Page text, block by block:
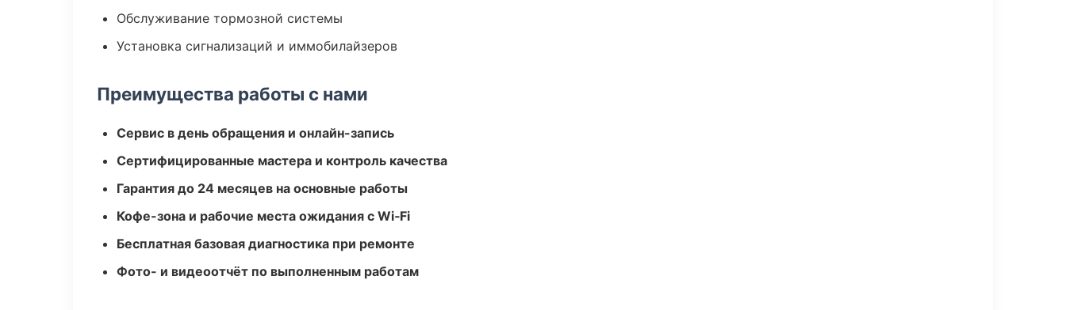
Обслуживание тормозной системы
Установка сигнализаций и иммобилайзеров
Преимущества работы с нами
Сервис в день обращения и онлайн-запись
Сертифицированные мастера и контроль качества
Гарантия до 24 месяцев на основные работы
Кофе-зона и рабочие места ожидания с Wi‑Fi
Бесплатная базовая диагностика при ремонте
Фото- и видеоотчёт по выполненным работам